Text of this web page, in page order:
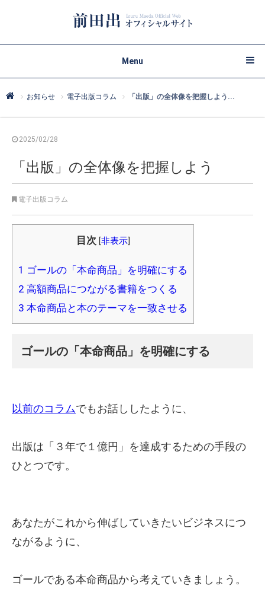
Menu
お知らせ 電子出版コラム 「出版」の全体像を把握しよう...
2025/02/28
「出版」の全体像を把握しよう
電子出版コラム
目次 [非表示]
1 ゴールの「本命商品」を明確にする
2 高額商品につながる書籍をつくる
3 本命商品と本のテーマを一致させる
ゴールの「本命商品」を明確にする
以前のコラムでもお話ししたように、
出版は「３年で１億円」を達成するための手段の
ひとつです。
あなたがこれから伸ばしていきたいビジネスにつ
ながるように、
ゴールである本命商品から考えていきましょう。